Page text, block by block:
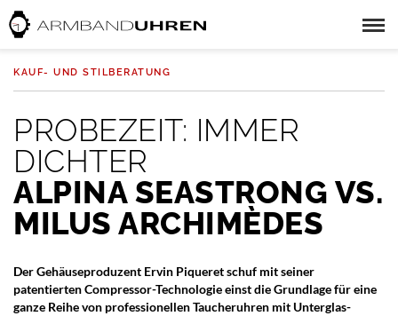
KAUF- UND STILBERATUNG
PROBEZEIT: IMMER
DICHTER
ALPINA SEASTRONG VS.
MILUS ARCHIMÈDES
Der Gehäuseproduzent Ervin Piqueret schuf mit seiner
patentierten Compressor-Technologie einst die Grundlage für eine
ganze Reihe von professionellen Taucheruhren mit Unterglas-